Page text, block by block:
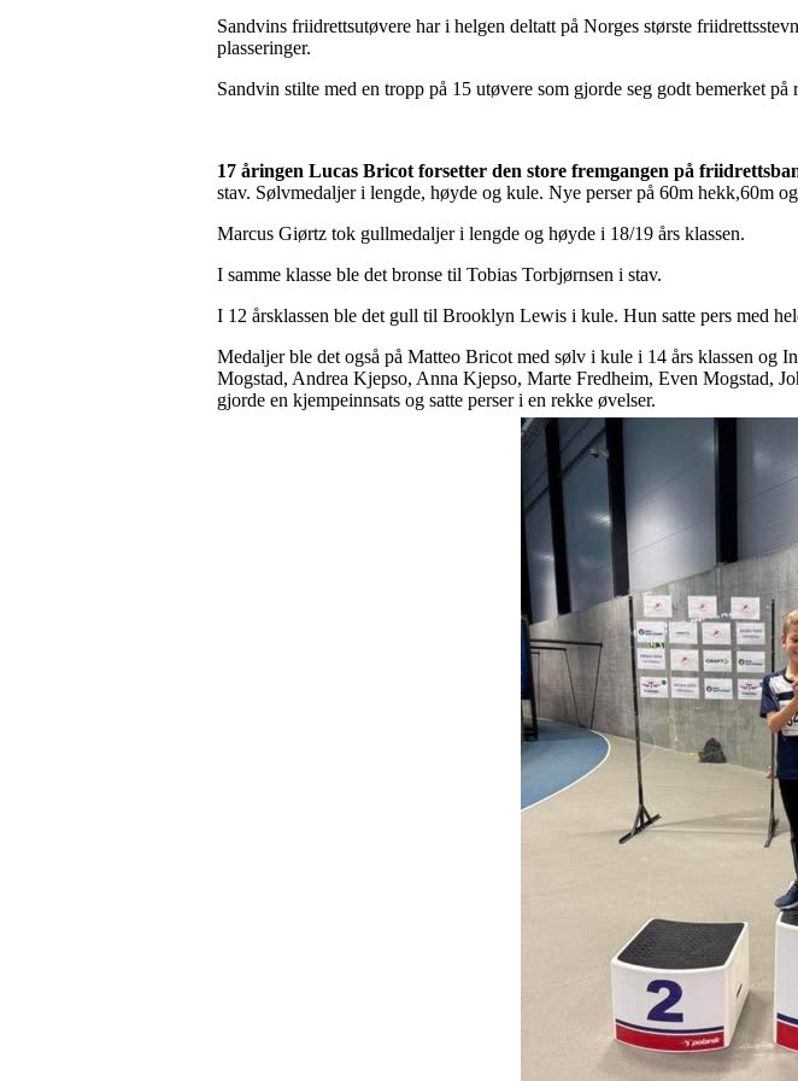
Sandvins friidrettsutøvere har i helgen deltatt på Norges største
plasseringer.
Sandvin stilte med en tropp på 15 utøvere som gjorde seg godt bemerket på
17 åringen Lucas Bricot forsetter den store fremgangen på
stav. Sølvmedaljer i lengde, høyde og kule. Nye perser på 60m hekk,60m
Marcus Giørtz tok gullmedaljer i lengde og høyde i 18/19 års klassen.
I samme klasse ble det bronse til Tobias Torbjørnsen i stav.
I 12 årsklassen ble det gull til Brooklyn Lewis i kule. Hun satte pers med
Medaljer ble det også på Matteo Bricot med sølv i kule i 14 års klassen og
Mogstad, Andrea Kjepso, Anna Kjepso, Marte Fredheim, Even Mogstad,
gjorde en kjempeinnsats og satte perser i en rekke øvelser.